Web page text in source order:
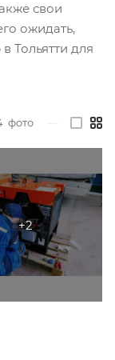
свои
ожидать,
Тольятти для
фото